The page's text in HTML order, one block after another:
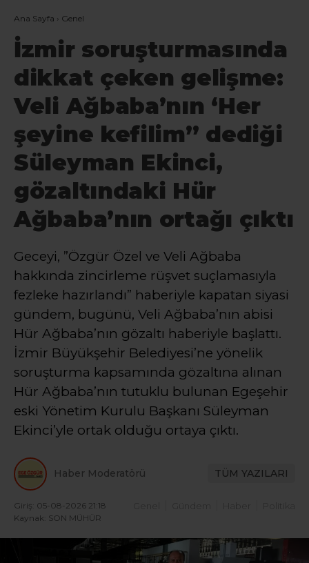
Ana Sayfa › Genel
İzmir soruşturmasında
dikkat çeken gelişme:
Veli Ağbaba’nın ‘Her
şeyine kefilim” dediği
Süleyman Ekinci,
gözaltındaki Hür
Ağbaba’nın ortağı çıktı
Geceyi, ”Özgür Özel ve Veli Ağbaba
hakkında zincirleme rüşvet suçlamasıyla
fezleke hazırlandı” haberiyle kapatan siyasi
gündem, bugünü, Veli Ağbaba’nın abisi
Hür Ağbaba’nın gözaltı haberiyle başlattı.
İzmir Büyükşehir Belediyesi’ne yönelik
soruşturma kapsamında gözaltına alınan
Hür Ağbaba’nın tutuklu bulunan Egeşehir
eski Yönetim Kurulu Başkanı Süleyman
Ekinci’yle ortak olduğu ortaya çıktı.
Haber Moderatörü TÜM YAZILARI
Giriş: 05-08-2026 21:18
Kaynak: SON MÜHÜR
Gündem Haber Politika